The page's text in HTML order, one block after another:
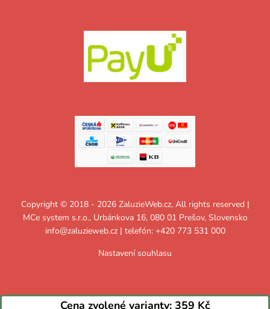
Cena zvolené varianty: 359 Kč
Copyright © 2018 - 2026 ZaluzieWeb.cz, All rights reserved |
MCe system s.r.o., Urbánkova 16, 080 01 Prešov, Slovensko
info@zaluzieweb.cz| telefón: +420 773 531 000
Nastavení souhlasu